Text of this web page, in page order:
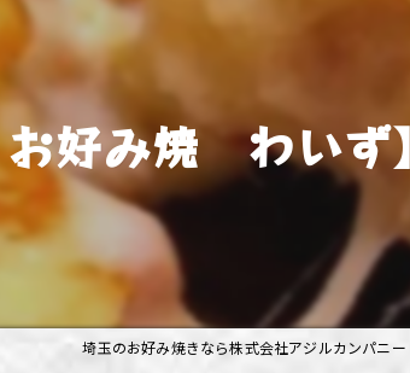
所沢店
熊谷店
春日部店
三芳店
社員用求人ページ
好み焼 わい
埼玉のお好み焼きなら株式会社アジルカンパニー